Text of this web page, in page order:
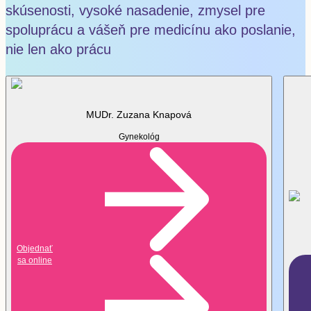
skúsenosti, vysoké nasadenie, zmysel pre
spoluprácu a vášeň pre medicínu ako poslanie,
nie len ako prácu
MUDr. Zuzana Knapová
Gynekológ
Objednať
sa online